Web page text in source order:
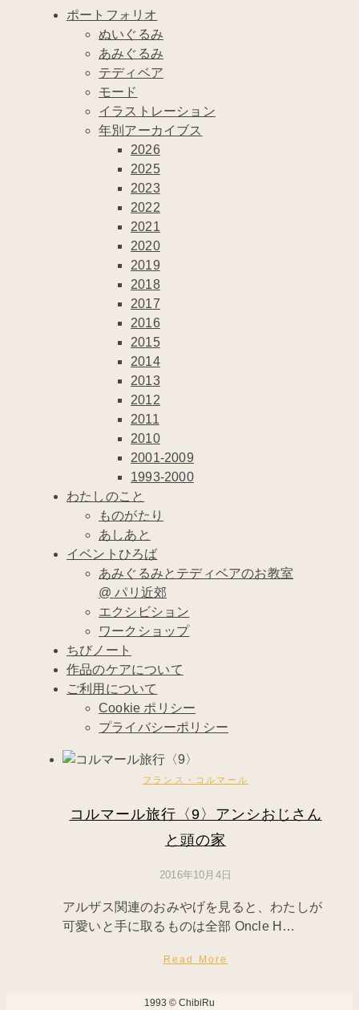
ポートフォリオ
ぬいぐるみ
あみぐるみ
テディベア
モード
イラストレーション
年別アーカイブス
2026
2025
2023
2022
2021
2020
2019
2018
2017
2016
2015
2014
2013
2012
2011
2010
2001-2009
1993-2000
わたしのこと
ものがたり
あしあと
イベントひろば
あみぐるみとテディベアのお教室
@ パリ近郊
エクシビション
ワークショップ
ちびノート
作品のケアについて
ご利用について
Cookie ポリシー
プライバシーポリシー
フランス・コルマール
コルマール旅行〈9〉アンシおじさん
と頭の家
2016年10月4日
アルザス関連のおみやげを見ると、わたしが
可愛いと手に取るものは全部 Oncle H…
Read More
1993 © ChibiRu